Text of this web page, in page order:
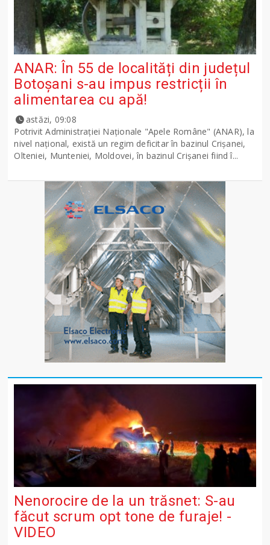
ANAR: În 55 de localități din județul
Botoșani s-au impus restricții în
alimentarea cu apă!
astăzi, 09:08
Potrivit Administraţiei Naţionale "Apele Române" (ANAR), la
nivel naţional, există un regim deficitar în bazinul Crişanei,
Olteniei, Munteniei, Moldovei, în bazinul Crişanei fiind î...
Nenorocire de la un trăsnet: S-au
făcut scrum opt tone de furaje! -
VIDEO